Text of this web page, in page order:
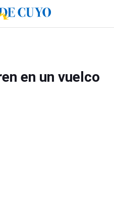
en un vuelco